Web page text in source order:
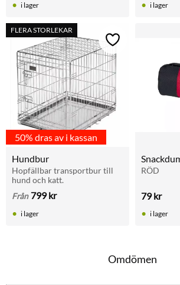
i lager i lager
50% dras av i kassan
Hundbur
Hopfällbar transportbur till
hund och katt.
Från 799kr
FLERA STORLEKAR
Lägg till i favoriter
i lager
RÖD
79kr
i lager
Omdömen